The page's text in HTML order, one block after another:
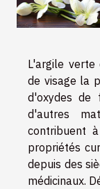
L'argile
de visage la
d'oxydes de
d'autres
contribuent
propriétés
depuis des
médicinaux.